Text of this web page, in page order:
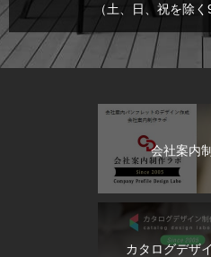
（土、日、祝を除
会社案内
カタログデザ